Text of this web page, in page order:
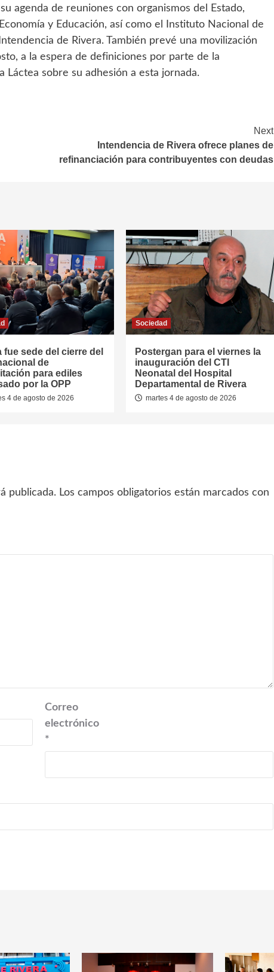
agenda de reuniones con organismos del Estado,
y Educación, así como el Instituto Nacional de
de Rivera. También prevé una movilización
a la espera de definiciones por parte de la
Láctea sobre su adhesión a esta jornada.
Next
Intendencia de Rivera ofrece planes de
refinanciación para contribuyentes con deudas
fue sede del cierre del
de
para ediles
por la OPP
4 de agosto de 2026
Sociedad
Postergan para el viernes la
inauguración del CTI
Neonatal del Hospital
Departamental de Rivera
martes 4 de agosto de 2026
publicada. Los campos obligatorios están marcados con
Correo
electrónico
*